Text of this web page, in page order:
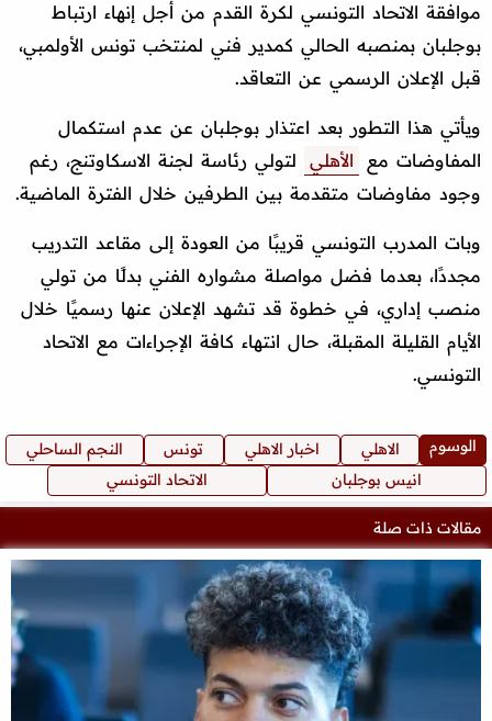
موافقة الاتحاد التونسي لكرة القدم من أجل إنهاء ارتباط
بوجلبان بمنصبه الحالي كمدير فني لمنتخب تونس الأولمبي،
قبل الإعلان الرسمي عن التعاقد.
ويأتي هذا التطور بعد اعتذار بوجلبان عن عدم استكمال
المفاوضات مع
الأهلي
لتولي رئاسة لجنة الاسكاوتنج، رغم
وجود مفاوضات متقدمة بين الطرفين خلال الفترة الماضية.
وبات المدرب التونسي قريبًا من العودة إلى مقاعد التدريب
مجددًا، بعدما فضل مواصلة مشواره الفني بدلًا من تولي
منصب إداري، في خطوة قد تشهد الإعلان عنها رسميًا خلال
الأيام القليلة المقبلة، حال انتهاء كافة الإجراءات مع الاتحاد
التونسي.
الوسوم الاهلي اخبار الاهلي تونس
النجم الساحلي
انيس بوجلبان
الاتحاد التونسي
مقالات ذات صلة